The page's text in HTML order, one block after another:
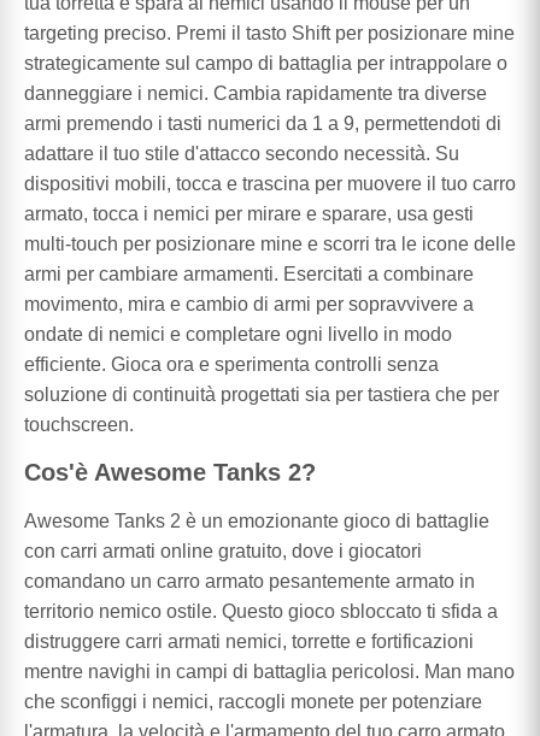
targeting preciso. Premi il tasto Shift per posizionare mine
strategicamente sul campo di battaglia per intrappolare o
danneggiare i nemici. Cambia rapidamente tra diverse
armi premendo i tasti numerici da 1 a 9, permettendoti di
adattare il tuo stile d'attacco secondo necessità. Su
dispositivi mobili, tocca e trascina per muovere il tuo carro
armato, tocca i nemici per mirare e sparare, usa gesti
multi-touch per posizionare mine e scorri tra le icone delle
armi per cambiare armamenti. Esercitati a combinare
movimento, mira e cambio di armi per sopravvivere a
ondate di nemici e completare ogni livello in modo
efficiente. Gioca ora e sperimenta controlli senza
soluzione di continuità progettati sia per tastiera che per
touchscreen.
Cos'è Awesome Tanks 2?
Awesome Tanks 2 è un emozionante gioco di battaglie
con carri armati online gratuito, dove i giocatori
comandano un carro armato pesantemente armato in
territorio nemico ostile. Questo gioco sbloccato ti sfida a
distruggere carri armati nemici, torrette e fortificazioni
mentre navighi in campi di battaglia pericolosi. Man mano
che sconfiggi i nemici, raccogli monete per potenziare